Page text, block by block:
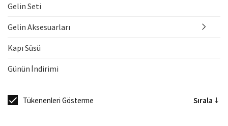
Gelin Seti
Gelin Aksesuarları
Kapı Süsü
Günün İndirimi
Tükenenleri Gösterme Sırala